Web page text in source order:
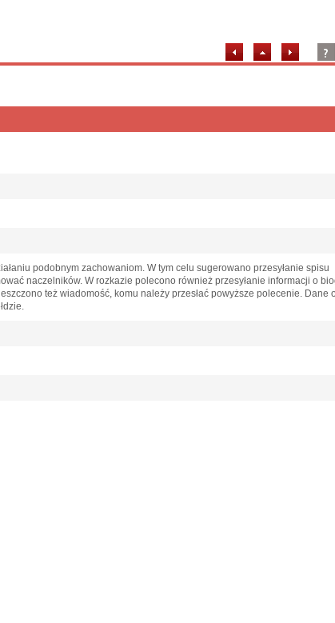
podobnym zachowaniom. W tym celu sugerowano przesyłanie spisu
naczelników. W rozkazie polecono również przesyłanie informacji o
też wiadomość, komu należy przesłać powyższe polecenie. Dane